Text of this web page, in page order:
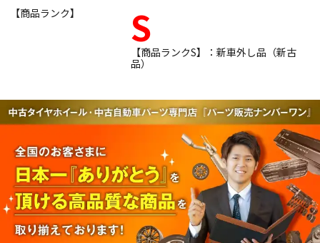
【商品ランク】
S
【商品ランクS】：新車外し品（新古
品）